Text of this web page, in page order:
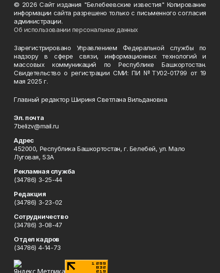
© 2026 Сайт издания "Белебеевские известия" Копирование
информации сайта разрешено только с письменного согласия
администрации.
Об использовании персональных данных
Зарегистрировано Управлением Федеральной службы по
надзору в сфере связи, информационных технологий и
массовых коммуникаций по Республике Башкортостан.
Свидетельство о регистрации СМИ: ПИ №ТУ02-01799 от 19
мая 2025 г.
Главный редактор Шириня Светлана Вильдановна
Эл. почта
7belizv@mail.ru
Адрес
452000, Республика Башкортостан, г. Белебей, ул. Мало
Луговая, 53А
Рекламная служба
(34786) 3-25-44
Редакция
(34786) 3-23-02
Сотрудничество
(34786) 3-08-47
Отдел кадров
(34786) 4-14-73